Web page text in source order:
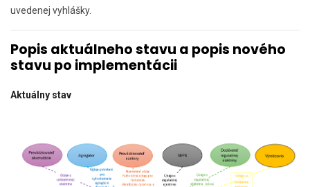
uvedenej vyhlášky.
Popis aktuálneho stavu a popis nového
stavu po implementácii
Aktuálny stav